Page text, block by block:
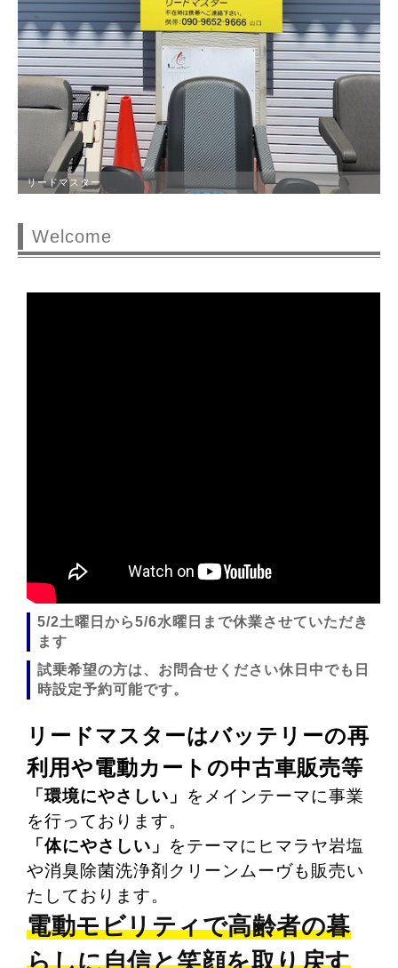
リードマスター
ファルケントラクター用タイヤ・ダンロップフォークリフトタイヤ
Welcome
時設定予約可能です。
リードマスターはバッテリーの再
利用や電動カートの中古車販売等
「環境にやさしい」をメインテーマに事業
を行っております。
「体にやさしい」
をテーマにヒマラヤ岩塩
や消臭除菌洗浄剤クリーンムーヴも販売い
たしております。
電動モビリティで高齢者の暮
らしに自信と笑顔を取り戻す
電動カート・電動車イスを中心に、福祉用具の利用方
法をアドバイス。高齢者や体の不自由な人の暮らしに
自信と笑顔を取り戻すため